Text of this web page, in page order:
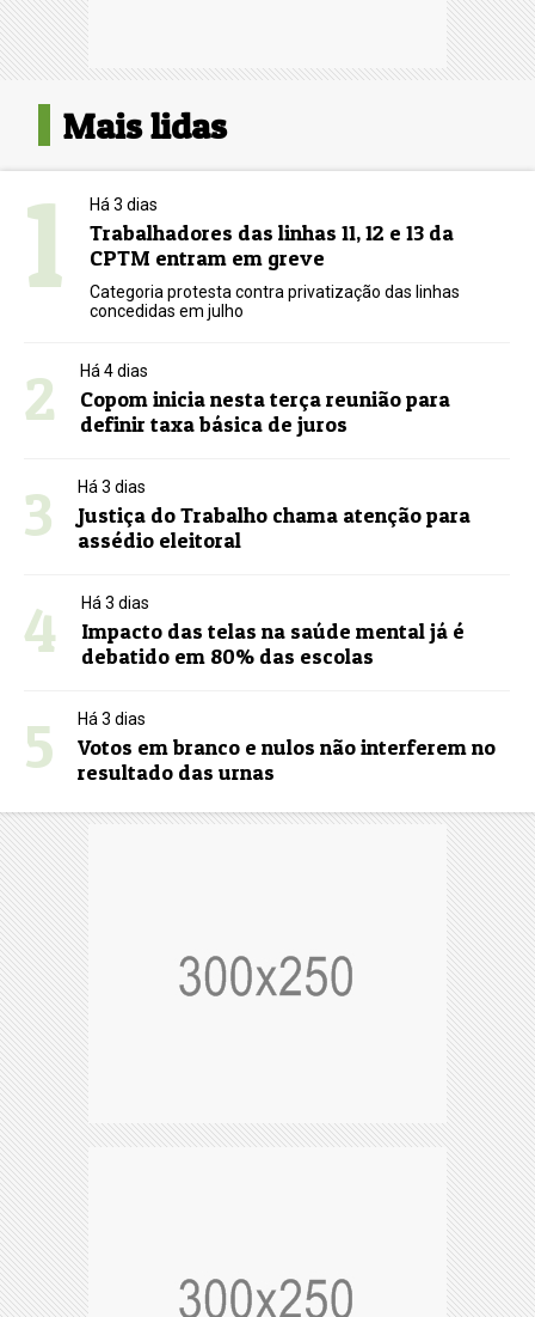
Mais lidas
1 Há 3 dias
Trabalhadores das linhas 11, 12 e 13 da
CPTM entram em greve
Categoria protesta contra privatização das linhas
concedidas em julho
2 Há 4 dias
Copom inicia nesta terça reunião para
definir taxa básica de juros
3 Há 3 dias
Justiça do Trabalho chama atenção para
assédio eleitoral
4 Há 3 dias
Impacto das telas na saúde mental já é
debatido em 80% das escolas
5 Há 3 dias
Votos em branco e nulos não interferem no
resultado das urnas